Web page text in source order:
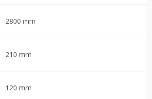
2800 mm
210 mm
120 mm